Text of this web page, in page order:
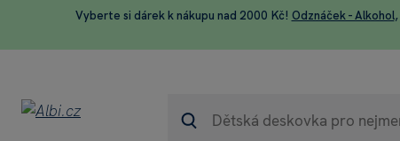
Vyberte si dárek k nákupu nad 2000 Kč! Odznáček - Alkohol,